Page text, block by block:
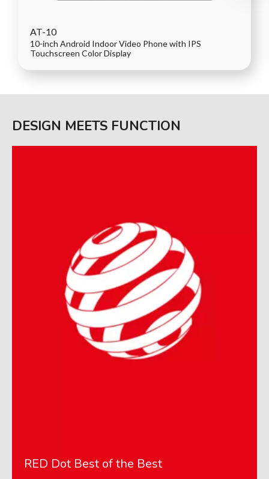
AT-10
10-inch Android Indoor Video Phone with IPS
Touchscreen Color Display
DESIGN MEETS FUNCTION
RED Dot Best of the Best